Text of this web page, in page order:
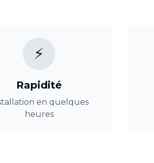
⚡
Rapidité
en quelques
heures